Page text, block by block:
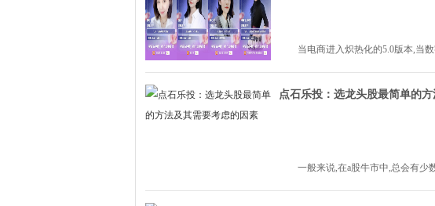
爆场落幕！2025跨境电商行业数据报告大会成功举办
2024年12月28日,由深圳市跨境电子商务协会主办的“2025跨 ...
当电商进入炽热化的5.0版本,当
点石乐投：选龙头股最简单的
一般来说,在a股牛市中,总会有少